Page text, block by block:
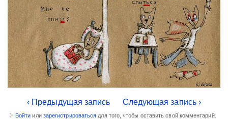
‹ Предыдущая запись Следующая запись ›
Войти или зарегистрироваться для того, чтобы оставить свой комментарий.